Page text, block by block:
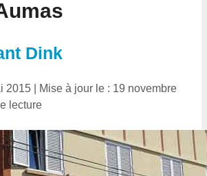
Dink
2015
Mise à jour le : 19 novembre
lecture